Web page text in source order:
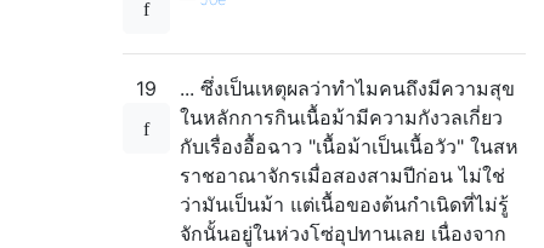
19
... ซึ่งเป็นเหตุผลว่าทำไมคนถึงมีความสุข
ในหลักการกินเนื้อม้ามีความกังวลเกี่ยว
กับเรื่องอื้อฉาว "เนื้อม้าเป็นเนื้อวัว" ในสห
ราชอาณาจักรเมื่อสองสามปีก่อน ไม่ใช่
ว่ามันเป็นม้า แต่เนื้อของต้นกำเนิดที่ไม่รู้
จักนั้นอยู่ในห่วงโซ่อุปทานเลย เนื่องจาก